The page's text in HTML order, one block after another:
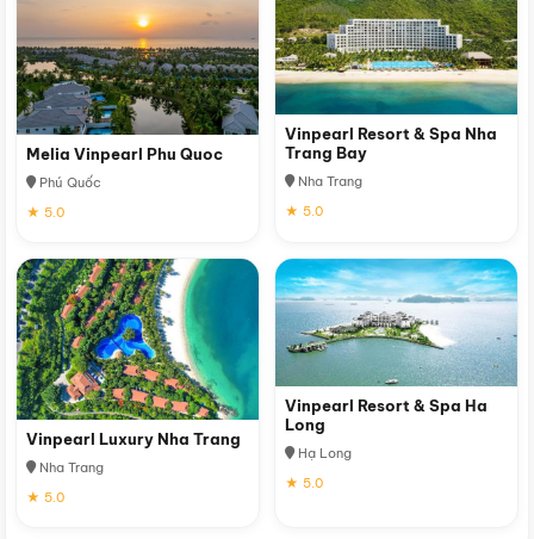
Melia Vinpearl Phu Quoc
Phú Quốc
★ 5.0
Vinpearl Resort & Spa Nha
Trang Bay
Nha Trang
★ 5.0
Vinpearl Luxury Nha Trang
Nha Trang
★ 5.0
Vinpearl Resort & Spa Ha
Long
Hạ Long
★ 5.0